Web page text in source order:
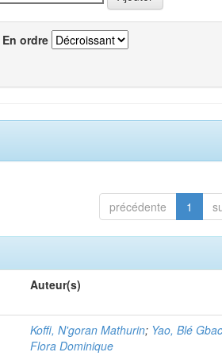
En ordre
précédente 1
Auteur(s)
Koffi, N'goran Mathurin; Yao, Blé
Flora Dominique